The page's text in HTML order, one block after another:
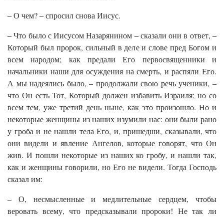
– О чем? – спросил снова Иисус.
– Что было с Иисусом Назарянином – сказали они в ответ, –
Который был пророк, сильный в деле и слове пред Богом и
всем народом; как предали Его первосвященники и
начальники наши для осуждения на смерть, и распяли Его.
А мы надеялись было, – продолжали свою речь ученики, –
что Он есть Тот, Который должен избавить Израиля; но со
всем тем, уже третий день ныне, как это произошло. Но и
некоторые женщины из наших изумили нас: они были рано
у гроба и не нашли тела Его, и, пришедши, сказывали, что
они видели и явление Ангелов, которые говорят, что Он
жив. И пошли некоторые из наших ко гробу, и нашли так,
как и женщины говорили, но Его не видели. Тогда Господь
сказал им:
– О, несмысленные и медлительные сердцем, чтобы
веровать всему, что предсказывали пророки! Не так ли